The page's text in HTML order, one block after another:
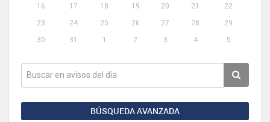
16
17 18 19 20 21
22
23
24 25 26 27 28
29
30
31 1 2 3 4 5
BÚSQUEDA AVANZADA